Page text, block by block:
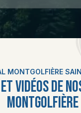
MONTGOLFIÈRE
VIDÉOS DE
MONTGOLFIÈRE